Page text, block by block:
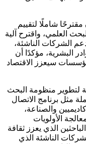
شاملًا لتقييم
العلمي، واقترح آلية
الشركات الناشئة،
البشرية، مؤكدًا أن
سيعزز الاقتصاد
لتطوير منظومة البحث
مثل برنامج الاتصال
والصناعة،
الأولويات
الذي يعزز ثقافة
الناشئة الذي